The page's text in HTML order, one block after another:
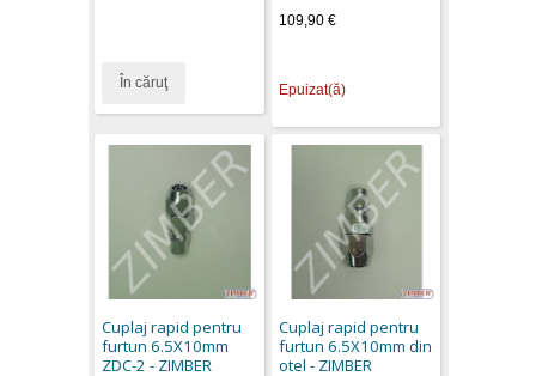
În căruţ
109,90 €
Epuizat(ă)
Cuplaj rapid pentru
furtun 6.5X10mm
ZDC-2 - ZIMBER
Cuplaj rapid pentru
furtun 6.5X10mm din
otel - ZIMBER